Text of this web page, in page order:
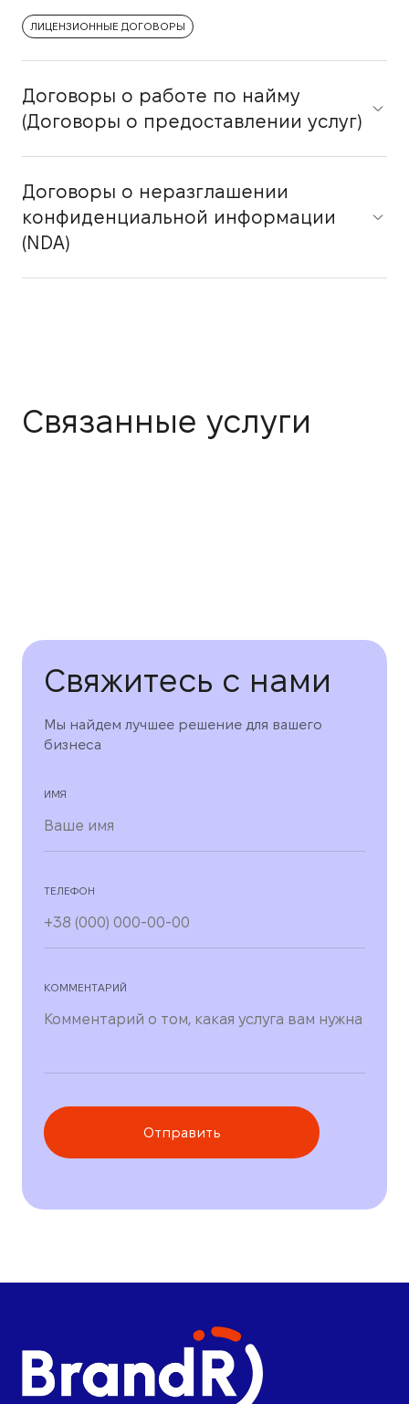
ЛИЦЕНЗИОННЫЕ ДОГОВОРЫ
Договоры о работе по найму
(Договоры о предоставлении услуг)
Договоры о неразглашении
конфиденциальной информации
(NDA)
Связанные услуги
Свяжитесь с нами
Мы найдем лучшее решение для вашего
бизнеса
ИМЯ
ТЕЛЕФОН
КОММЕНТАРИЙ
Отправить